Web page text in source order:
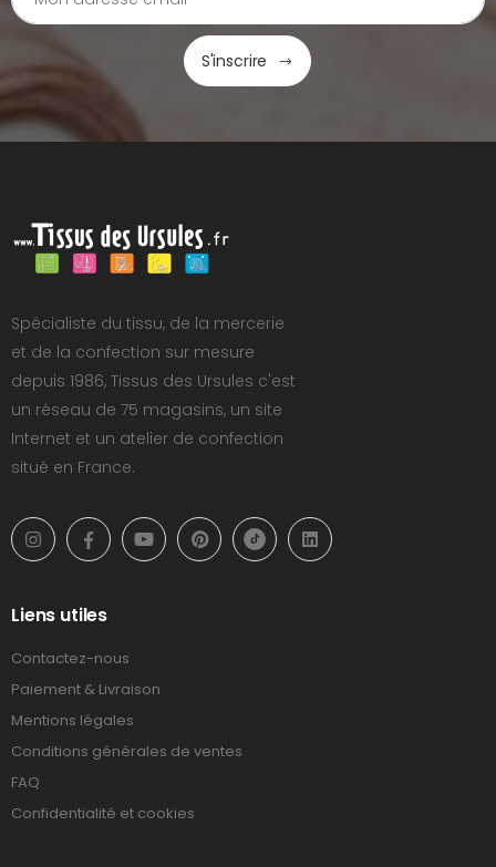
S'inscrire
Spécialiste du tissu, de la mercerie
et de la confection sur mesure
depuis 1986, Tissus des Ursules c'est
un réseau de 75 magasins, un site
Internet et un atelier de confection
situé en France.
Liens utiles
Contactez-nous
Paiement & Livraison
Mentions légales
Conditions générales de ventes
FAQ
Confidentialité et cookies